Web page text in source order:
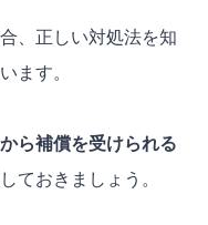
、正しい対処法を知
ます。
ら補償を受けられる
ておきましょう。